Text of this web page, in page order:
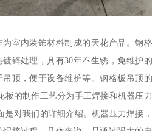
室内装饰材料制成的天花产品。钢格
锌处理，具有30年不生锈，免维护的
顶，便于设备维护等。钢格板吊顶的
板的制作工艺分为手工焊接和机器压力
是对我们的详细介绍。机器压力焊接，